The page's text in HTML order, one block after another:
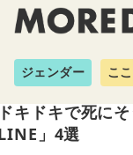
ジェンダー こ
キドキで死に
」4選